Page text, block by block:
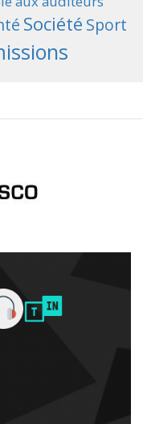
Société Sport